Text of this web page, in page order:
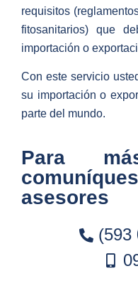
requisitos
fitosanitarios) que
importación o
Con este servicio
su importación o
parte del mundo.
Para
asesores
(593